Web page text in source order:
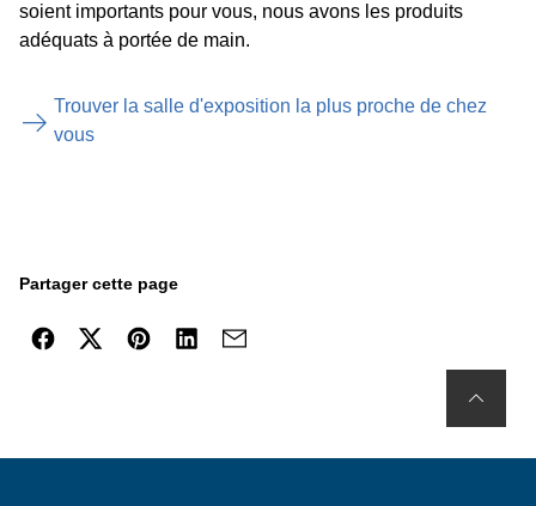
soient importants pour vous, nous avons les produits
adéquats à portée de main.
Trouver la salle d'exposition la plus proche de chez
vous
Partager cette page